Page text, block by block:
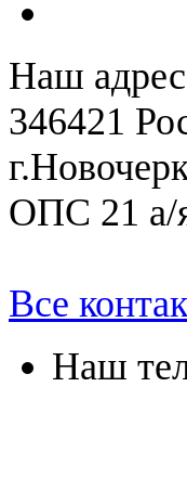
Наш
346421
ОПС 21 а/
Все
Наш